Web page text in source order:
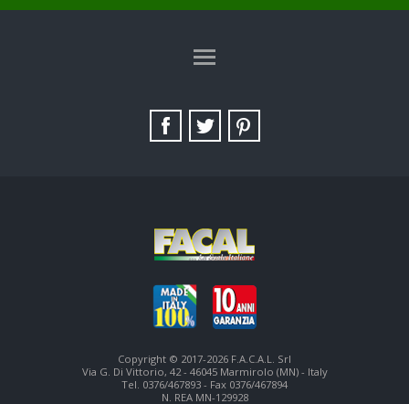
SITE MAP
Copyright © 2017-2026 F.A.C.A.L. Srl
Via G. Di Vittorio, 42 - 46045 Marmirolo (MN) - Italy
Tel. 0376/467893 - Fax 0376/467894
N. REA MN-129928